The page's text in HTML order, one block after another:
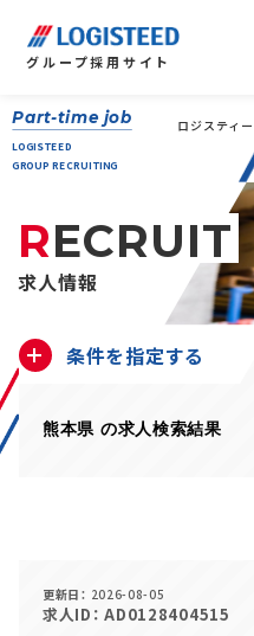
グループ採用サイト
Part-time job
LOGISTEED
GROUP RECRUITING
ロジスティ
RECRUIT
求人情報
条件を指定する
熊本県 の求人検索結果
更新日 2026-08-05
求人ID AD0128404515